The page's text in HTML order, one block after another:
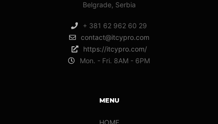
Belgrade, Serbia
+ 381 62 962 60 29
contact@itcypro.com
https://itcypro.com/
Mon. - Fri. 8AM - 6PM
MENU